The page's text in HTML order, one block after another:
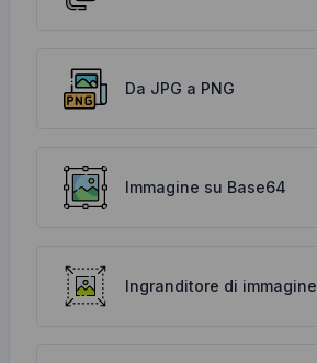
Da JPG a PNG
Immagine su Base64
Ingranditore di immagine